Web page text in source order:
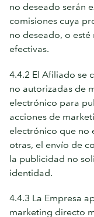
no deseado serán
comisiones cuya
no deseado, o
efectivas.
4.4.2 El Afiliado se
no autorizadas de
electrónico para
acciones de
electrónico que no
otras, el envío de
la publicidad no
identidad.
4.4.3 La Empresa
marketing directo